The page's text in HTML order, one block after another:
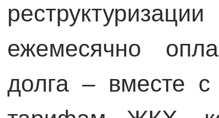
ежемесячно
долга – вместе